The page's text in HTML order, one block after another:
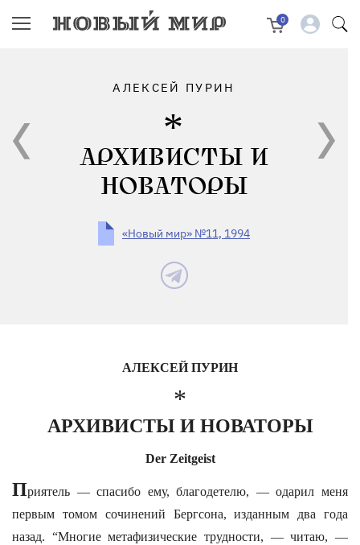
0
АЛЕКСЕЙ ПУРИН
АРХИВИСТЫ И
НОВАТОРЫ
«Новый мир» №11, 1994
АЛЕКСЕЙ ПУРИН
*
АРХИВИСТЫ И НОВАТОРЫ
Der Zeitgeist
Приятель — спасибо ему, благодетелю, — одарил меня
первым томом сочинений Бергсона, изданным два года
назад. “Многие метафизические трудности, — читаю, —